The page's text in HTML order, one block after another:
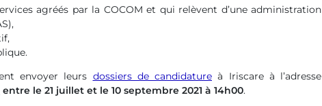
agréés par la COCOM et qui relèvent d’une administration
envoyer leurs dossiers de candidature à Iriscare à l’adresse
entre le 21 juillet et le 10 septembre 2021 à 14h00.